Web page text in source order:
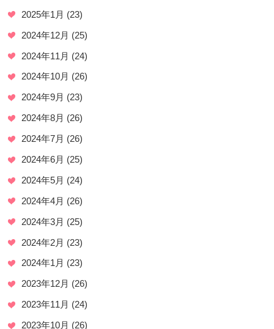
2025年1月 (23)
2024年12月 (25)
2024年11月 (24)
2024年10月 (26)
2024年9月 (23)
2024年8月 (26)
2024年7月 (26)
2024年6月 (25)
2024年5月 (24)
2024年4月 (26)
2024年3月 (25)
2024年2月 (23)
2024年1月 (23)
2023年12月 (26)
2023年11月 (24)
2023年10月 (26)